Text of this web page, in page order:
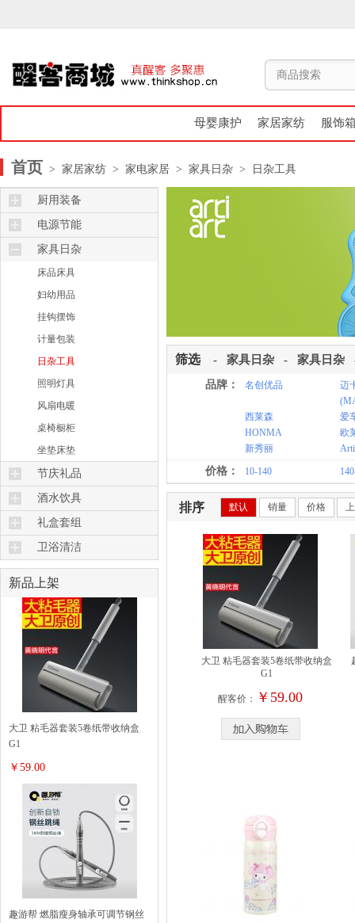
母婴康护 家居家纺 服饰
首页 > 家居家纺 > 家电家居 > 家具日杂 > 日杂工具
厨用装备
烤箱炉灶
保鲜杯盒
厨用日杂
电锅电煲
锅碗瓢盆
计量包装
食品加工
勺筷刀剪
电源节能
遥控器
节能充电
家具日杂
床品床具
妇幼用品
挂钩摆饰
计量包装
日杂工具
照明灯具
风扇电暖
桌椅橱柜
坐垫床垫
节庆礼品
礼品花束
酒水饮具
保温杯壶
酒具
咖啡具
茶具水壶
水杯水瓶
饮品加工
礼盒套组
厨具套组
卫浴清洁
美齿美须
美甲美发
美容香薰
吸尘清扫
熨烫收纳
洗涤护理品
去污工具
毛巾浴巾
卫浴用具
新品上架
大卫 粘毛器套装5卷纸带收纳盒
G1
￥59.00
趣游帮 燃脂瘦身轴承可调节钢丝
筛选 - 家具日杂 - 家具日杂
品牌： 名创优品
迈
西莱森
爱
HONMA
欧
新秀丽
价格： 10-140
排序 默认 销量 价格
大卫 粘毛器套装5卷纸带收纳盒
G1
醒客价： ￥59.00